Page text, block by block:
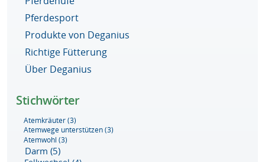
Pferdesport
Produkte von Deganius
Richtige Fütterung
Über Deganius
Stichwörter
Atemkräuter(3)
Atemwege unterstützen(3)
Atemwohl (3)
Darm (5)